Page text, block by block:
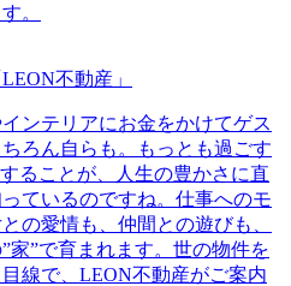
。
不動産」
ンテリアにお金をかけてゲス
ろん自らも。もっとも過ごす
ることが、人生の豊かさに直
ているのですね。仕事へのモ
の愛情も、仲間との遊びも、
家”で育まれます。世の物件を
線で、LEON不動産がご案内